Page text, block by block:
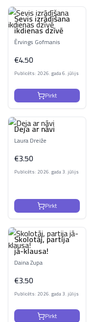
Sevis izrādīšana
ikdienas dzīvē
Ērvings Gofmanis
€4.50
Publicēts: 2026. gada 6. jūlijs
Pirkt
Deja ar nāvi
Laura Dreiže
€3.50
Publicēts: 2026. gada 3. jūlijs
Pirkt
Skolotāj, partija
jā-klausa!
Daina Zupa
€3.50
Publicēts: 2026. gada 3. jūlijs
Pirkt